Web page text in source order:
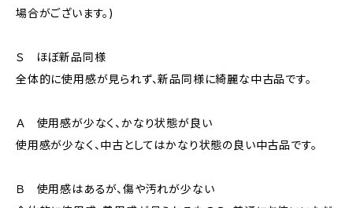
場合がございます。)
Ｓ ほぼ新品同様
全体的に使用感が見られず、新品同様に綺麗な中古品です。
Ａ 使用感が少なく、かなり状態が良い
使用感が少なく、中古としてはかなり状態の良い中古品です。
Ｂ 使用感はあるが、傷や汚れが少ない